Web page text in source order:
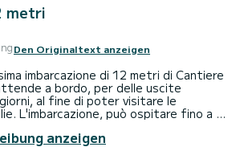
metri
Den Originaltext anzeigen
imbarcazione di 12 metri di Cantiere
a bordo, per delle uscite
al fine di poter visitare le
a 9
uscite giornaliere o 2 persone se
anzeigen